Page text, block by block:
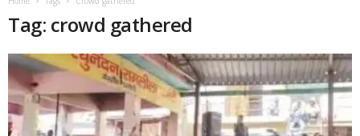
Tag: crowd gathered